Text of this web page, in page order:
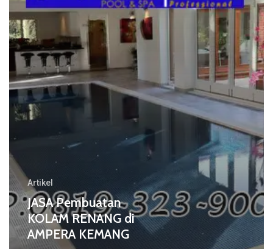
di
AMPERA
KEMANG
Artikel
JASA Pembuatan
KOLAM RENANG di
AMPERA KEMANG